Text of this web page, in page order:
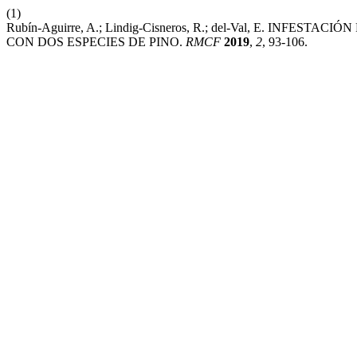
(1)
Rubín-Aguirre, A.; Lindig-Cisneros, R.; del-Val, E.
CON DOS ESPECIES DE PINO. RMCF 2019, 2, 93-106.